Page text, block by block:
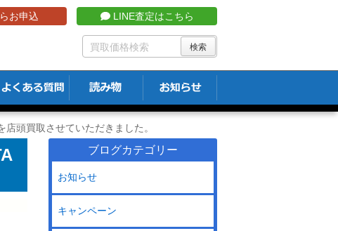
お申込 LINE査定はこちら
頭買取させていただきました。
ブログカテゴリー
お知らせ
キャンペーン